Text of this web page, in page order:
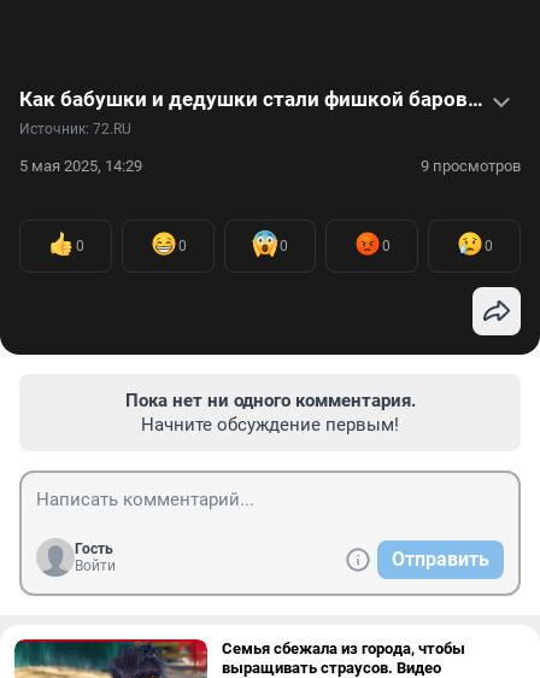
Как бабушки и дедушки стали фишкой баров: видео
Источник: 72.RU
5 мая 2025, 14:29 9 просмотров
0 0 0 0 0
Пока нет ни одного комментария.
Начните обсуждение первым!
Гость
Войти
Отправить
Семья сбежала из города, чтобы
выращивать страусов. Видео